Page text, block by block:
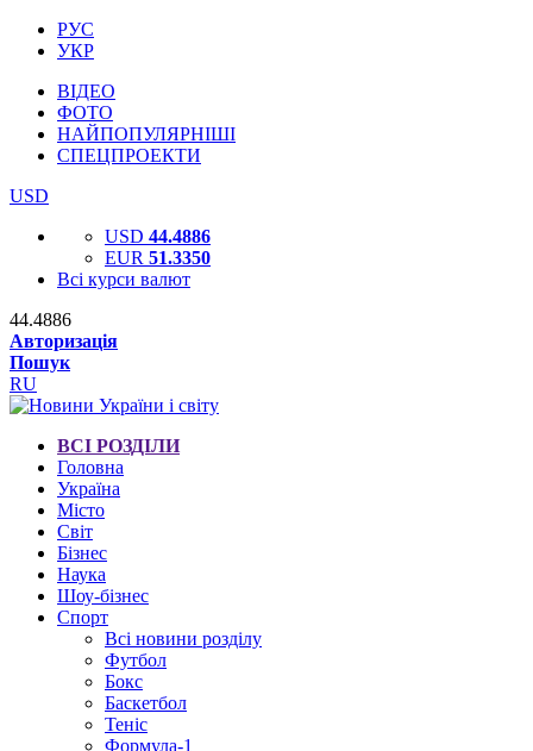
РУС
УКР
ВІДЕО
ФОТО
НАЙПОПУЛЯРНІШІ
СПЕЦПРОЕКТИ
USD
USD 44.4886
EUR 51.3350
Всі курси валют
44.4886
Авторизація
Пошук
RU
ВСІ РОЗДІЛИ
Головна
Україна
Місто
Світ
Бізнес
Наука
Шоу-бізнес
Спорт
Всі новини розділу
Футбол
Бокс
Баскетбол
Теніс
Формула-1